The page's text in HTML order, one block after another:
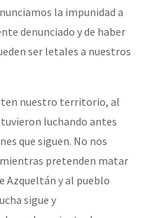
la impunidad a
denunciado y de haber
ser letales a nuestros
nuestro territorio, al
luchando antes
que siguen. No nos
pretenden matar
Azqueltán y al pueblo
sigue y